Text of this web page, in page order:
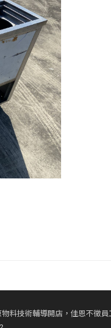
料技術輔導開店，佳恩不徵員